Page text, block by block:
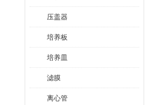
压盖器
培养板
培养皿
滤膜
离心管